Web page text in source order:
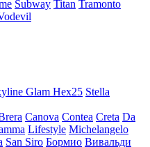
Subway Titan Tramonto
Glam Hex25 Stella
Canova Contea Creta Da
Lifestyle Michelangelo
San Siro Бормио Вивальди